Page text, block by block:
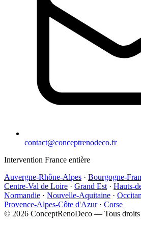
contact@conceptrenodeco.fr
Intervention France entière
Auvergne-Rhône-Alpes · Bourgogne-
Centre-Val de Loire · Grand Est · Hauts-
Normandie · Nouvelle-Aquitaine ·
Provence-Alpes-Côte d'Azur · Corse
© 2026 ConceptRenoDeco — Tous droits